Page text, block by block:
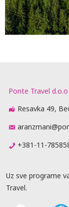
Ponte Travel d.o.o
Resavka 49,
+381-11-
Uz sve programe
Travel.